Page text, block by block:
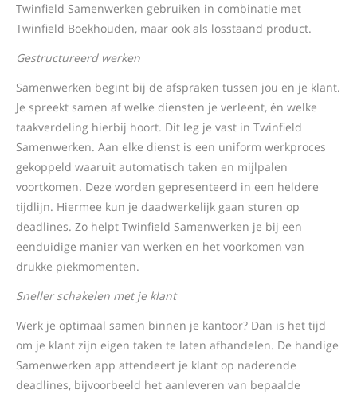
Twinfield Samenwerken gebruiken in combinatie met
Twinfield Boekhouden, maar ook als losstaand product.
Gestructureerd werken
Samenwerken begint bij de afspraken tussen jou en je klant.
Je spreekt samen af welke diensten je verleent, én welke
taakverdeling hierbij hoort. Dit leg je vast in Twinfield
Samenwerken. Aan elke dienst is een uniform werkproces
gekoppeld waaruit automatisch taken en mijlpalen
voortkomen. Deze worden gepresenteerd in een heldere
tijdlijn. Hiermee kun je daadwerkelijk gaan sturen op
deadlines. Zo helpt Twinfield Samenwerken je bij een
eenduidige manier van werken en het voorkomen van
drukke piekmomenten.
Sneller schakelen met je klant
Werk je optimaal samen binnen je kantoor? Dan is het tijd
om je klant zijn eigen taken te laten afhandelen. De handige
Samenwerken app attendeert je klant op naderende
deadlines, bijvoorbeeld het aanleveren van bepaalde